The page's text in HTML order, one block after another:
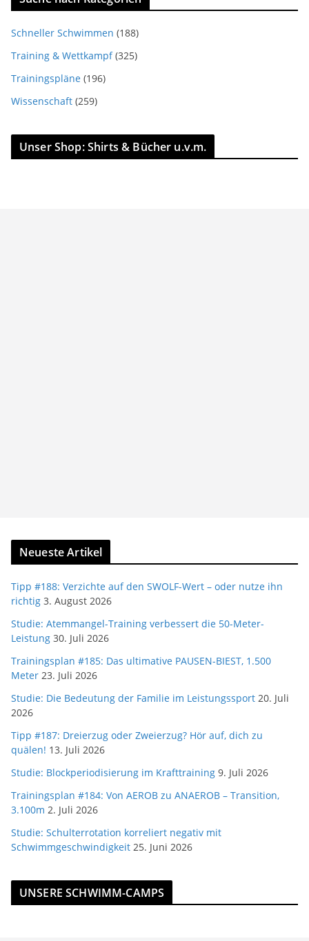
Schneller Schwimmen (188)
Training & Wettkampf(325)
Trainingspläne (196)
Wissenschaft (259)
Unser Shop: Shirts & Bücher u.v.m.
Neueste Artikel
Tipp #188: Verzichte auf den SWOLF-Wert – oder nutze ihn
richtig 3. August 2026
Studie: Atemmangel-Training verbessert die 50-Meter-
Leistung 30. Juli 2026
Trainingsplan #185: Das ultimative PAUSEN-BIEST, 1.500
Meter 23. Juli 2026
Studie: Die Bedeutung der Familie im Leistungssport 20. Juli
2026
Tipp #187: Dreierzug oder Zweierzug? Hör auf, dich zu
quälen! 13. Juli 2026
Studie: Blockperiodisierung im Krafttraining 9. Juli 2026
Trainingsplan #184: Von AEROB zu ANAEROB – Transition,
3.100m 2. Juli 2026
Studie: Schulterrotation korreliert negativ mit
Schwimmgeschwindigkeit 25. Juni 2026
UNSERE SCHWIMM-CAMPS